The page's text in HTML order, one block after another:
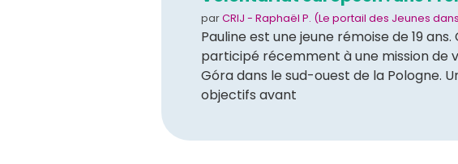
parCRIJ - Raphaël P. (Le portail des Jeunes
Pauline est une jeune rémoise de 19
participé récemment à une mission de
Góra dans le sud-ouest de la Pologne.
objectifs avant